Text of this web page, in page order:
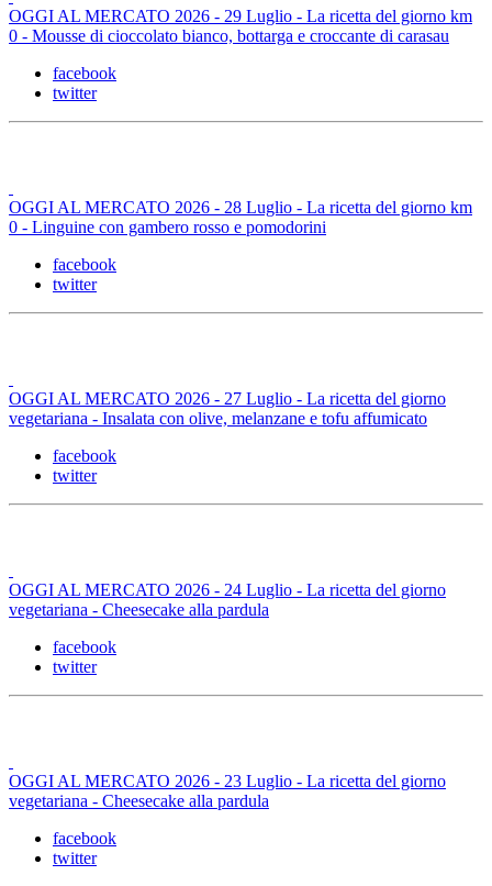
OGGI AL MERCATO 2026 - 29 Luglio - La ricetta del giorno km
0 - Mousse di cioccolato bianco, bottarga e croccante di carasau
facebook
twitter
OGGI AL MERCATO 2026 - 28 Luglio - La ricetta del giorno km
0 - Linguine con gambero rosso e pomodorini
facebook
twitter
OGGI AL MERCATO 2026 - 27 Luglio - La ricetta del giorno
vegetariana - Insalata con olive, melanzane e tofu affumicato
facebook
twitter
OGGI AL MERCATO 2026 - 24 Luglio - La ricetta del giorno
vegetariana - Cheesecake alla pardula
facebook
twitter
OGGI AL MERCATO 2026 - 23 Luglio - La ricetta del giorno
vegetariana - Cheesecake alla pardula
facebook
twitter